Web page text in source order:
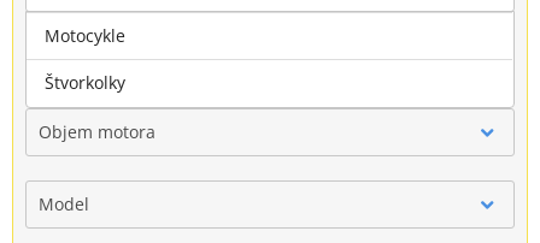
Značka
Objem motora
Model
Motocykle
Štvorkolky